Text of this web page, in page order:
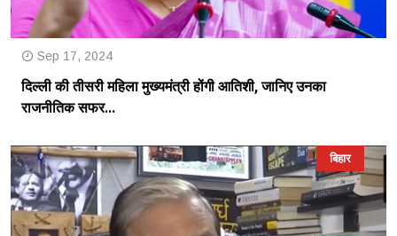
Sep 17, 2024
दिल्ली की तीसरी महिला मुख्यमंत्री होंगी आतिशी, जानिए उनका
राजनीतिक सफर...
बिहार